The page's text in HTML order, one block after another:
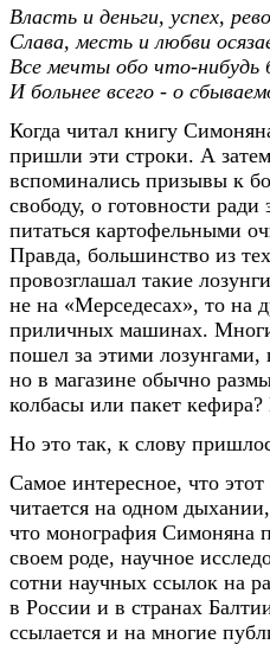
Власть и деньги, успех,
Слава, месть и любви
Все мечты обо что-нибудь
И больнее всего - о
Когда читал книгу
пришли эти строки. А затем
вспоминались призывы к
свободу, о готовности ради
питаться картофельными
Правда, большинство из
провозглашал такие
не на «Мерседесах», то на
приличных машинах.
пошел за этими
но в магазине обычно
колбасы или пакет
Но это так, к слову
Самое интересное, что
читается на одном
что монография Симоняна
своем роде, научное
сотни научных ссылок на
в России и в странах
ссылается и на многие